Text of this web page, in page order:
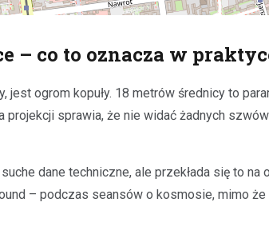
– co to oznacza w
ogrom kopuły. 18 metrów średnicy to
projekcji sprawia, że nie widać żadnych
dane techniczne, ale przekłada się to
– podczas seansów o kosmosie, mimo